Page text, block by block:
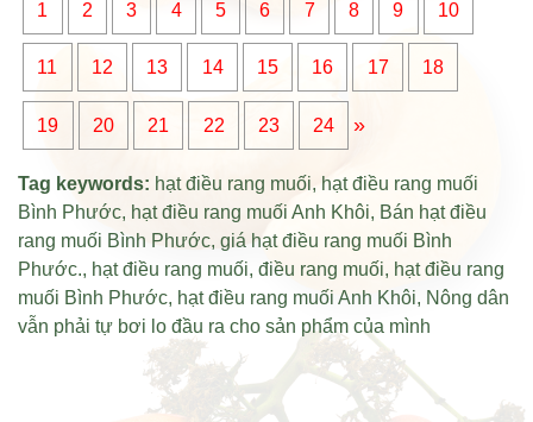
1 2 3 4 5 6 7 8 9 10
11 12 13 14 15 16 17 18
19 20 21 22 23 24 »
Tag keywords: hạt điều rang muối, hạt điều rang muối
Bình Phước, hạt điều rang muối Anh Khôi, Bán hạt điều
rang muối Bình Phước,giá hạt điều rang muối Bình
Phước., hạt điều rang muối,điều rang muối, hạt điều rang
muối Bình Phước, hạt điều rang muối Anh Khôi, Nông dân
vẫn phải tự bơi lo đầu ra cho sản phẩm của mình